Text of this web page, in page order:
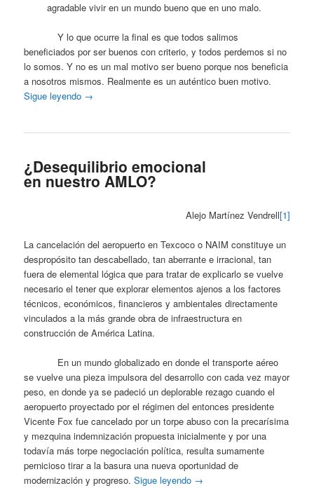
agradable vivir en un mundo bueno que en uno malo.
Y lo que ocurre la final es que todos salimos
beneficiados por ser buenos con criterio, y todos perdemos si no
lo somos. Y no es un mal motivo ser bueno porque nos beneficia
a nosotros mismos. Realmente es un auténtico buen motivo.
Sigue leyendo →
¿Desequilibrio emocional
en nuestro AMLO?
Alejo Martínez Vendrell[1]
La cancelación del aeropuerto en Texcoco o NAIM constituye un
despropósito tan descabellado, tan aberrante e irracional, tan
fuera de elemental lógica que para tratar de explicarlo se vuelve
necesario el tener que explorar elementos ajenos a los factores
técnicos, económicos, financieros y ambientales directamente
vinculados a la más grande obra de infraestructura en
construcción de América Latina.
En un mundo globalizado en donde el transporte aéreo
se vuelve una pieza impulsora del desarrollo con cada vez mayor
peso, en donde ya se padeció un deplorable rezago cuando el
aeropuerto proyectado por el régimen del entonces presidente
Vicente Fox fue cancelado por un torpe abuso con la precarísima
y mezquina indemnización propuesta inicialmente y por una
todavía más torpe negociación política, resulta sumamente
pernicioso tirar a la basura una nueva oportunidad de
modernización y progreso.Sigue leyendo →